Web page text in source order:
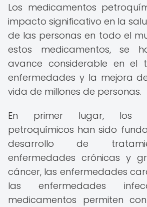
Los medicamentos
impacto significativo en la
de las personas en todo el
estos medicamentos, se
avance considerable en el
enfermedades y la mejora
vida de millones de personas.
En primer lugar, los
petroquímicos han sido
desarrollo de
enfermedades crónicas y
cáncer, las enfermedades
las enfermedades
medicamentos permiten